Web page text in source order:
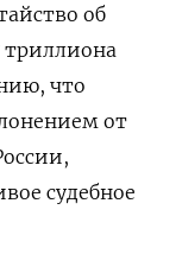
об
триллиона
что
от
судебное